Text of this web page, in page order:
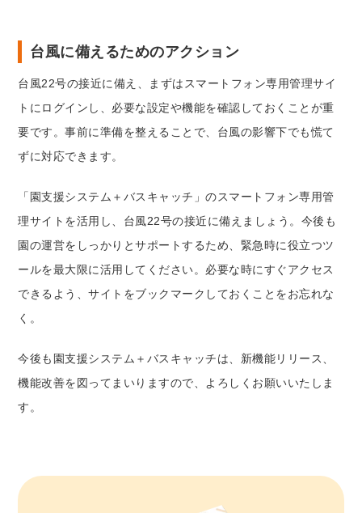
台風に備えるためのアクション
台風22号の接近に備え、まずはスマートフォン専用管理サイ
トにログインし、必要な設定や機能を確認しておくことが重
要です。事前に準備を整えることで、台風の影響下でも慌て
ずに対応できます。
「園支援システム＋バスキャッチ」のスマートフォン専用管
理サイトを活用し、台風22号の接近に備えましょう。今後も
園の運営をしっかりとサポートするため、緊急時に役立つツ
ールを最大限に活用してください。必要な時にすぐアクセス
できるよう、サイトをブックマークしておくことをお忘れな
く。
今後も園支援システム＋バスキャッチは、新機能リリース、
機能改善を図ってまいりますので、よろしくお願いいたしま
す。